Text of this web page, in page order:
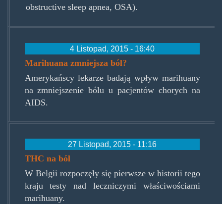
obstructive sleep apnea, OSA).
4 Listopad, 2015 - 16:40
Marihuana zmniejsza ból?
Amerykańscy lekarze badają wpływ marihuany
na zmniejszenie bólu u pacjentów chorych na
AIDS.
27 Listopad, 2015 - 11:16
THC na ból
W Belgii rozpoczęły się pierwsze w historii tego
kraju testy nad leczniczymi właściwościami
marihuany.